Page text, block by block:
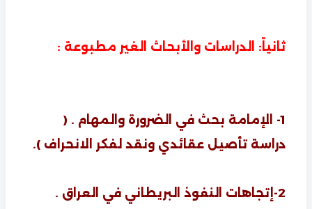
ثانياً: الدراسات والأبحاث الغير مطبوعة :
1- الإمامة بحث في الضرورة والمهام . (
دراسة تأصيل عقائدي ونقد لفكر الانحراف ).
2-إتجاهات النفوذ البريطاني في العراق .